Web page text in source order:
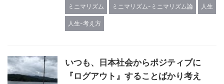
ミニマリズム ミニマリズム-ミニマリズム論 人生
人生-考え方
いつも、日本社会からポジティブに
『ログアウト』することばかり考え